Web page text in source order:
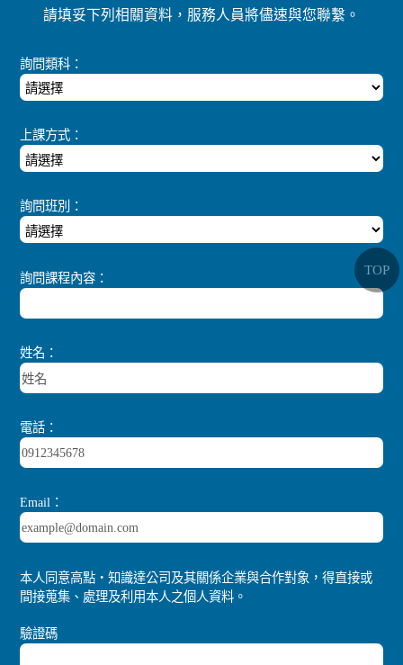
請填妥下列相關資料，服務人員將儘速與您聯繫。
詢問類科：
上課方式：
詢問班別：
詢問課程內容：
姓名：
電話：
Email：
本人同意高點‧知識達公司及其關係企業與合作對象，得直接或
間接蒐集、處理及利用本人之個人資料。
驗證碼
TOP